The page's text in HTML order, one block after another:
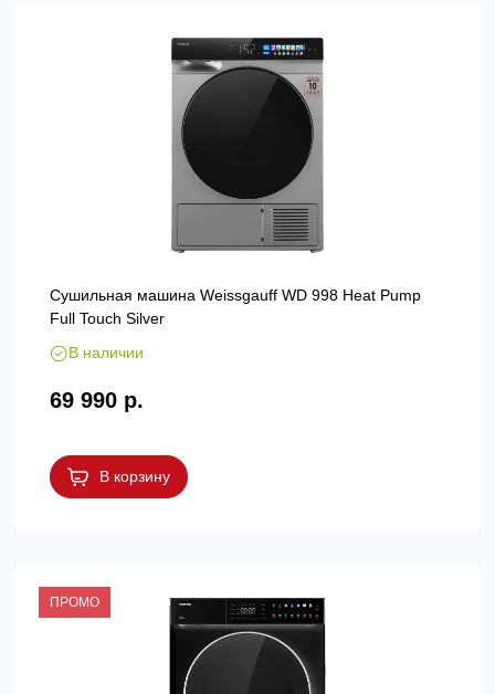
Сушильная машина Weissgauff WD 998 Heat Pump
Full Touch Silver
В наличии
69 990 р.
В корзину
ПРОМО